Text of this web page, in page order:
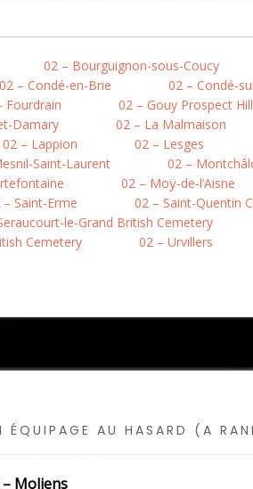
02 – Bourguignon-sous-Coucy
02 – Condé-en-Brie 02 – Condé-
Fourdrain
02 – Gouy Prospect
Damary
02 – La Malmaison
02 – Lappion 02 – Lesges
Saint-Laurent
02 –
02 – Moÿ-de-l’Aisne
– Saint-Erme
02 – Saint-Quentin
le-Grand British Cemetery
Cemetery
02 – Urvillers
ÉQUIPAGE AU HASARD (A
– Moliens